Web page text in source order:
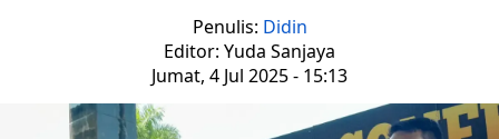
Penulis: Didin
Editor: Yuda Sanjaya
Jumat, 4 Jul 2025 - 15:13